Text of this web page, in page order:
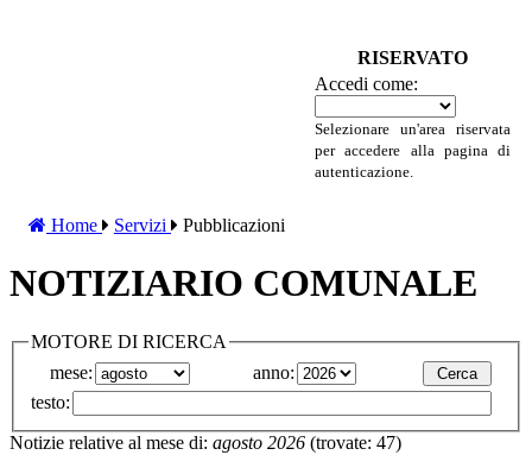
RISERVATO
Accedi come:
Selezionare un'area riservata
per accedere alla pagina di
autenticazione.
Home Servizi Pubblicazioni
NOTIZIARIO COMUNALE
MOTORE DI RICERCA
mese:
anno:
testo:
Notizie relative al mese di: agosto 2026 (trovate: 47)